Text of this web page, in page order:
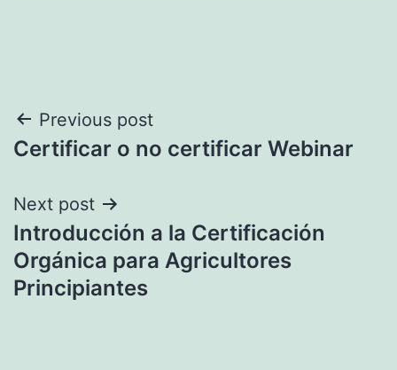
Navegación
de
entradas
Previous post
Certificar o no certificar Webinar
Next post
Introducción a la Certificación
Orgánica para Agricultores
Principiantes